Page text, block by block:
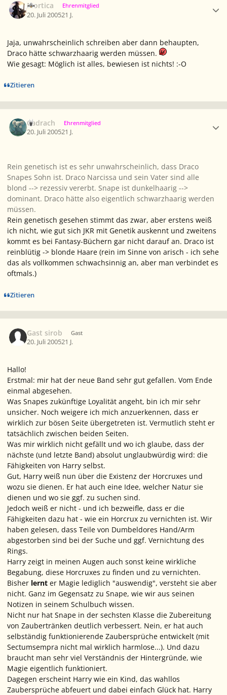
Mortica Ehrenmitglied
20. Juli 200521 J.
Jaja, unwahrscheinlich schreiben aber dann behaupten,
Draco hätte schwarzhaarig werden müssen.
Wie gesagt: Möglich ist alles, bewiesen ist nichts! :-O
Zitieren
Cadrach Ehrenmitglied
20. Juli 200521 J.
Rein genetisch ist es sehr unwahrscheinlich, dass Draco
Snapes Sohn ist. Draco Narcissa und sein Vater sind alle
blond --> rezessiv vererbt. Snape ist dunkelhaarig -->
dominant. Draco hätte also eigentlich schwarzhaarig werden
müssen.
Rein genetisch gesehen stimmt das zwar, aber erstens weiß
ich nicht, wie gut sich JKR mit Genetik auskennt und zweitens
kommt es bei Fantasy-Büchern gar nicht darauf an. Draco ist
reinblütig -> blonde Haare (rein im Sinne von arisch - ich sehe
das als vollkommen schwachsinnig an, aber man verbindet es
oftmals.)
Zitieren
Gast sirob Gast
20. Juli 200521 J.
Hallo!
Erstmal: mir hat der neue Band sehr gut gefallen. Vom Ende
einmal abgesehen.
Was Snapes zukünftige Loyalität angeht, bin ich mir sehr
unsicher. Noch weigere ich mich anzuerkennen, dass er
wirklich zur bösen Seite übergetreten ist. Vermutlich steht er
tatsächlich zwischen beiden Seiten.
Was mir wirklich nicht gefällt und wo ich glaube, dass der
nächste (und letzte Band) absolut unglaubwürdig wird: die
Fähigkeiten von Harry selbst.
Gut, Harry weiß nun über die Existenz der Horcruxes und
wozu sie dienen. Er hat auch eine Idee, welcher Natur sie
dienen und wo sie ggf. zu suchen sind.
Jedoch weiß er nicht - und ich bezweifle, dass er die
Fähigkeiten dazu hat - wie ein Horcrux zu vernichten ist. Wir
haben gelesen, dass Teile von Dumbeldores Hand/Arm
abgestorben sind bei der Suche und ggf. Vernichtung des
Rings.
Harry zeigt in meinen Augen auch sonst keine wirkliche
Begabung, diese Horcruxes zu finden und zu vernichten.
Bisher lernt er Magie lediglich "auswendig", versteht sie aber
nicht. Ganz im Gegensatz zu Snape, wie wir aus seinen
Notizen in seinem Schulbuch wissen.
Nicht nur hat Snape in der sechsten Klasse die Zubereitung
von Zaubertränken deutlich verbessert. Nein, er hat auch
selbständig funktionierende Zaubersprüche entwickelt (mit
Sectumsempra nicht mal wirklich harmlose...). Und dazu
braucht man sehr viel Verständnis der Hintergründe, wie
Magie eigentlich funktioniert.
Dagegen erscheint Harry wie ein Kind, das wahllos
Zaubersprüche abfeuert und dabei einfach Glück hat. Harry